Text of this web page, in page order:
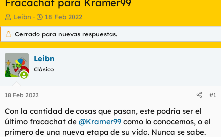
Fracachat para Kramer99
I
n
c
i
a
d
o
r
d
l
t
e
Leibn
F
e
c
h
d
e
n
i
o
18 Feb 2022
Cerrado para nuevas respuestas.
Leibn
Clásico
18 Feb 2022 #1
Con la cantidad de cosas que pasan, este podría ser el
último fracachat de @Kramer99 como lo conocemos, o el
primero de una nueva etapa de su vida. Nunca se sabe.